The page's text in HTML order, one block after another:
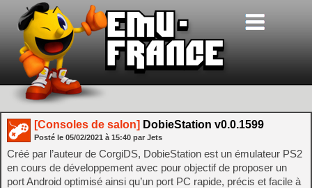
[Consoles de salon] DobieStation v0.0.1599
Posté le 05/02/2021 à 15:40 par Jets
Créé par l’auteur de CorgiDS, DobieStation est un émulateur PS2
en cours de développement avec pour objectif de proposer un
port Android optimisé ainsi qu’un port PC rapide, précis et facile à